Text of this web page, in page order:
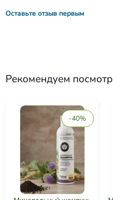
Оставьте отзыв первым
Рекомендуем
-40%